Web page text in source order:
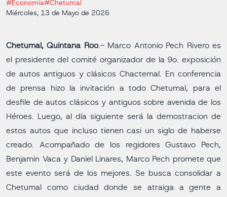
#Economía#Chetumal
Miércoles, 13 de Mayo de 2026
Chetumal, Quintana Roo.- Marco Antonio Pech Rivero es
el presidente del comité organizador de la 9o. exposición
de autos antiguos y clásicos Chactemal. En conferencia
de prensa hizo la invitación a todo Chetumal, para el
desfile de autos clásicos y antiguos sobre avenida de los
Héroes. Luego, al día siguiente será la demostracion de
estos autos que incluso tienen casi un siglo de haberse
creado. Acompañado de los regidores Gustavo Pech,
Benjamin Vaca y Daniel Linares, Marco Pech promete que
este evento será de los mejores. Se busca consolidar a
Chetumal como ciudad donde se atraiga a gente a